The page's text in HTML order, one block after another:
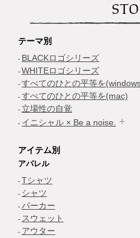
テーマ別
BLACKロゴシリーズ
WHITEロゴシリーズ
すべてのひとの平等を
すべてのひとの平等を(mac)
立場性の自覚
イニシャル × Be a noise.
アイテム別
アパレル
Tシャツ
シャツ
パーカー
スウェット
アウター